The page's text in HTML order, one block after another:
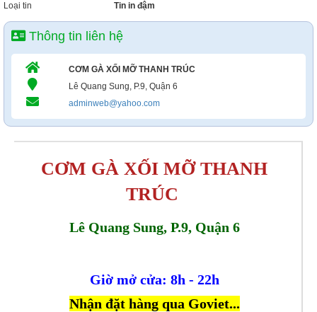
Loại tin
Tin in đậm
Thông tin liên hệ
CƠM GÀ XỐI MỠ THANH TRÚC
Lê Quang Sung, P.9, Quận 6
adminweb@yahoo.com
CƠM GÀ XỐI MỠ THANH
TRÚC
Lê Quang Sung, P.9, Quận 6
Giờ mở cửa: 8h - 22h
Nhận đặt hàng qua Goviet...